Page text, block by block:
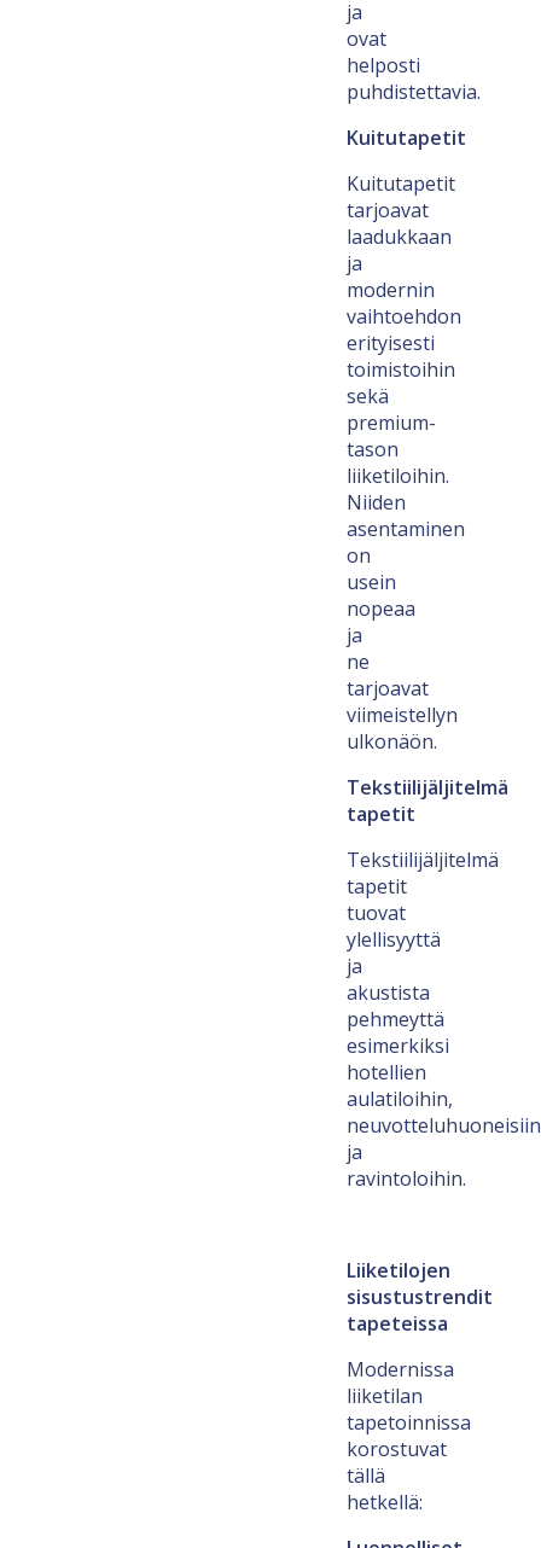
ja
ovat
helposti
puhdistettavia.
Kuitutapetit
Kuitutapetit
tarjoavat
laadukkaan
ja
modernin
vaihtoehdon
erityisesti
toimistoihin
sekä
premium-
tason
liiketiloihin.
Niiden
asentaminen
on
usein
nopeaa
ja
ne
tarjoavat
viimeistellyn
ulkonäön.
Tekstiilijäljitelmä
tapetit
Tekstiilijäljitelmä
tapetit
tuovat
ylellisyyttä
ja
akustista
pehmeyttä
esimerkiksi
hotellien
aulatiloihin,
neuvotteluhuoneisiin
ja
ravintoloihin.
Liiketilojen
sisustustrendit
tapeteissa
Modernissa
liiketilan
tapetoinnissa
korostuvat
tällä
hetkellä: